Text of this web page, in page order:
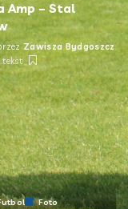
Amp – Stal
Zawisza Bydgoszcz
Foto